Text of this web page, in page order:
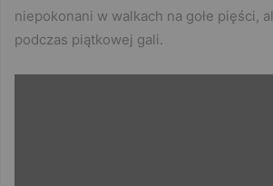
niepokonani w walkach na gołe pięści,
podczas piątkowej gali.